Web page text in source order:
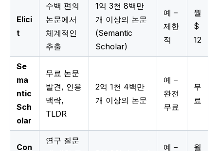
Elici
t
수백 편의
논문에서
체계적인
추출
1억 3천 8백만
개 이상의 논문
(Semantic
Scholar)
예 –
제한
적
월
$
12
Se
ma
ntic
Sch
olar
무료 논문
발견, 인용
맥락,
TLDR
2억 1천 4백만
개 이상의 논문
예 –
완전
무료
무
료
Con
연구 질문
예 –
월